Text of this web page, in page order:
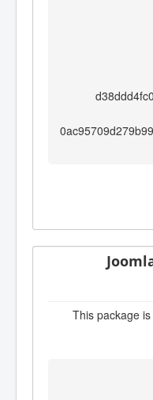
This package